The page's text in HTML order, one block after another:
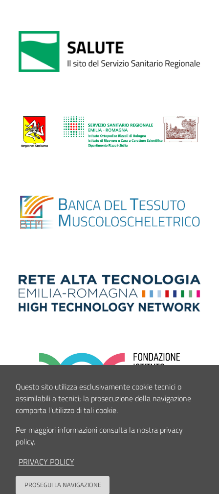
Questo sito utilizza esclusivamente cookie tecnici o
assimilabili a tecnici; la prosecuzione della navigazione
comporta l'utilizzo di tali cookie.
Per maggiori informazioni consulta la nostra privacy
policy.
PRIVACY POLICY
PROSEGUI LA NAVIGAZIONE